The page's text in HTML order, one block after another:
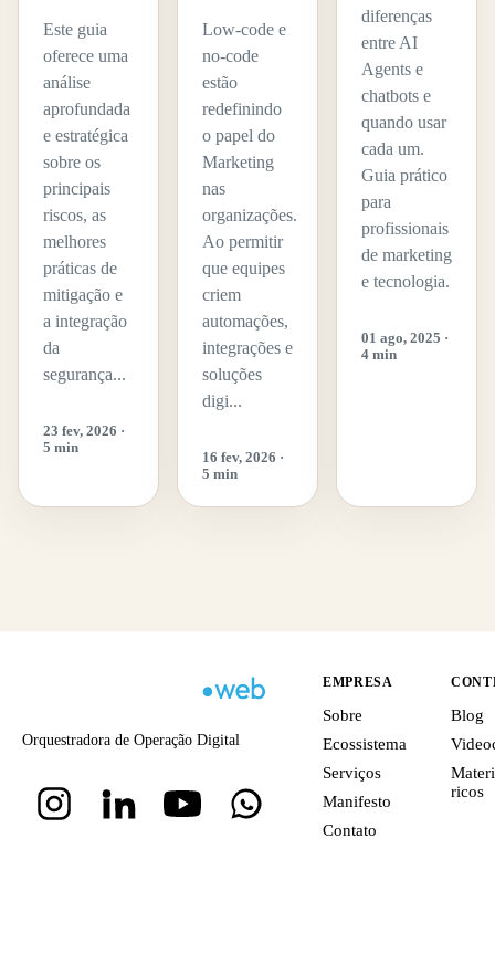
Este guia
oferece uma
análise
aprofundada
e estratégica
sobre os
principais
riscos, as
melhores
práticas de
mitigação e
a integração
da
segurança...
23 fev, 2026 ·
5 min
Low-code e
no-code
estão
redefinindo
o papel do
Marketing
nas
organizações.
Ao permitir
que equipes
criem
automações,
integrações e
soluções
digi...
16 fev, 2026 ·
5 min
diferenças
entre AI
Agents e
chatbots e
quando usar
cada um.
Guia prático
para
profissionais
de marketing
e tecnologia.
01 ago, 2025 ·
4 min
Orquestradora de Operação Digital
EMPRESA
Sobre
Ecossistema
Serviços
Manifesto
Contato
Blog
ricos